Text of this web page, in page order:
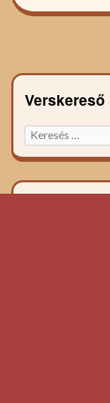
Verskereső
Keresett
főzelék